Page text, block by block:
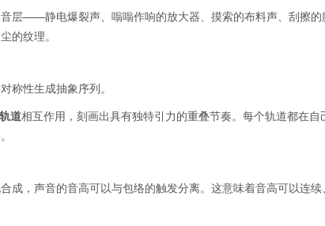
音层——静电爆裂声、嗡嗡作响的放大器、摸索的布料声、刮擦
的纹理。
称性生成抽象序列。
道相互作用，刻画出具有独特引力的重叠节奏。每个轨道都在
合成，声音的音高可以与包络的触发分离。这意味着音高可以连